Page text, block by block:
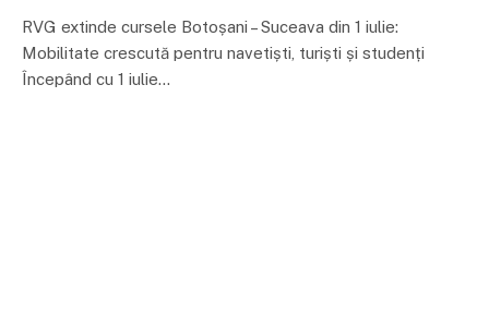
RVG extinde cursele Botoșani – Suceava din 1 iulie:
Mobilitate crescută pentru navetiști, turiști și studenți
Începând cu 1 iulie…